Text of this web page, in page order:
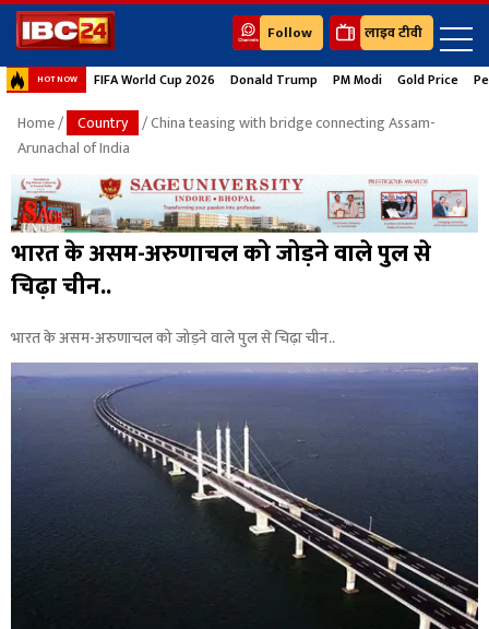
Follow लाइव टीवी
HOT NOW FIFA World Cup 2026 Donald Trump PM Modi Gold Price
Home/ Country / China teasing with bridge connecting Assam-
Arunachal of India
भारत के असम-अरुणाचल को जोड़ने वाले पुल से
चिढ़ा चीन..
भारत के असम-अरुणाचल को जोड़ने वाले पुल से चिढ़ा चीन..